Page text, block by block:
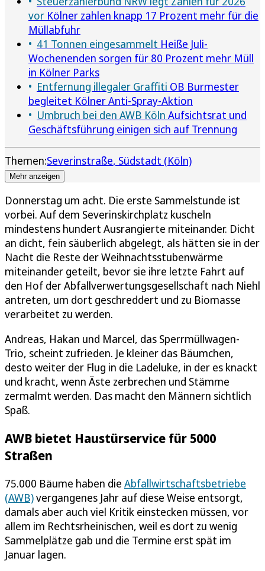
vor Kölner zahlen knapp 17 Prozent mehr für die
Müllabfuhr
41 Tonnen eingesammelt Heiße Juli-
Wochenenden sorgen für 80 Prozent mehr Müll
in Kölner Parks
Entfernung illegaler Graffiti OB Burmester
begleitet Kölner Anti-Spray-Aktion
Umbruch bei den AWB Köln Aufsichtsrat und
Geschäftsführung einigen sich auf Trennung
Themen:Severinstraße Südstadt (Köln)
Mehr anzeigen
Donnerstag um acht. Die erste Sammelstunde ist
vorbei. Auf dem Severinskirchplatz kuscheln
mindestens hundert Ausrangierte miteinander. Dicht
an dicht, fein säuberlich abgelegt, als hätten sie in der
Nacht die Reste der Weihnachtsstubenwärme
miteinander geteilt, bevor sie ihre letzte Fahrt auf
den Hof der Abfallverwertungsgesellschaft nach Niehl
antreten, um dort geschreddert und zu Biomasse
verarbeitet zu werden.
Andreas, Hakan und Marcel, das Sperrmüllwagen-
Trio, scheint zufrieden. Je kleiner das Bäumchen,
desto weiter der Flug in die Ladeluke, in der es knackt
und kracht, wenn Äste zerbrechen und Stämme
zermalmt werden. Das macht den Männern sichtlich
Spaß.
AWB bietet Haustürservice für 5000
Straßen
75.000 Bäume haben die Abfallwirtschaftsbetriebe
(AWB)vergangenes Jahr auf diese Weise entsorgt,
damals aber auch viel Kritik einstecken müssen, vor
allem im Rechtsrheinischen, weil es dort zu wenig
Sammelplätze gab und die Termine erst spät im
Januar lagen.